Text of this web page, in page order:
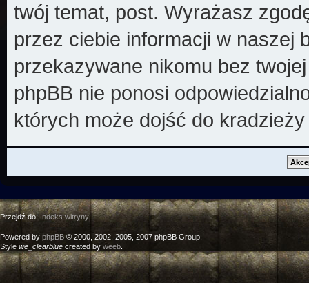
twój temat, post. Wyrażasz
przez ciebie informacji w naszej
przekazywane nikomu bez
phpBB nie ponosi
których może dojść do
Przejdź do: Indeks witryny
Powered by phpBB © 2000, 2002, 2005, 2007 phpBB Group.
Style we_clearblue created by weeb